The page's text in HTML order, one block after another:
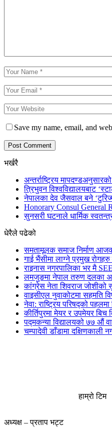
Save my name, email, and
भर्खरै
अन्तर्राष्ट्रिय
त्रिभुवन विश्वविद्यालयबाट
नेपालका देव जैसवाल बने
Honorary Consul General
सुनसरी घटनाले धार्मिक
धेरैले पढेको
समतामूलक समाज निर्माण
गाई भैंसीमा लाग्ने प्रमुख रोगहरु
राइनास नगरपालिका भर मै
लमजुङमा नेपाल तरुण दलका
कांग्रेस नेता शिवराज
वाइसीएल नुवाकोटमा सहमति
नेवा: राष्ट्रिय परिषद्को
कीर्तिपुरमा मेयर र उपमेयर बिच
पद्मकन्या विद्यालयको ७७ औं
चम्पादेवी डाँडामा
हाम्रो टिम
अध्यक्ष – प्रताप भट्ट